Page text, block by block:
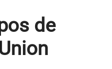
de